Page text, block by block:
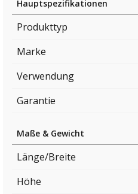
Hauptspezifikationen
Produkttyp
Marke
Verwendung
Garantie
Maße & Gewicht
Länge/Breite
Höhe